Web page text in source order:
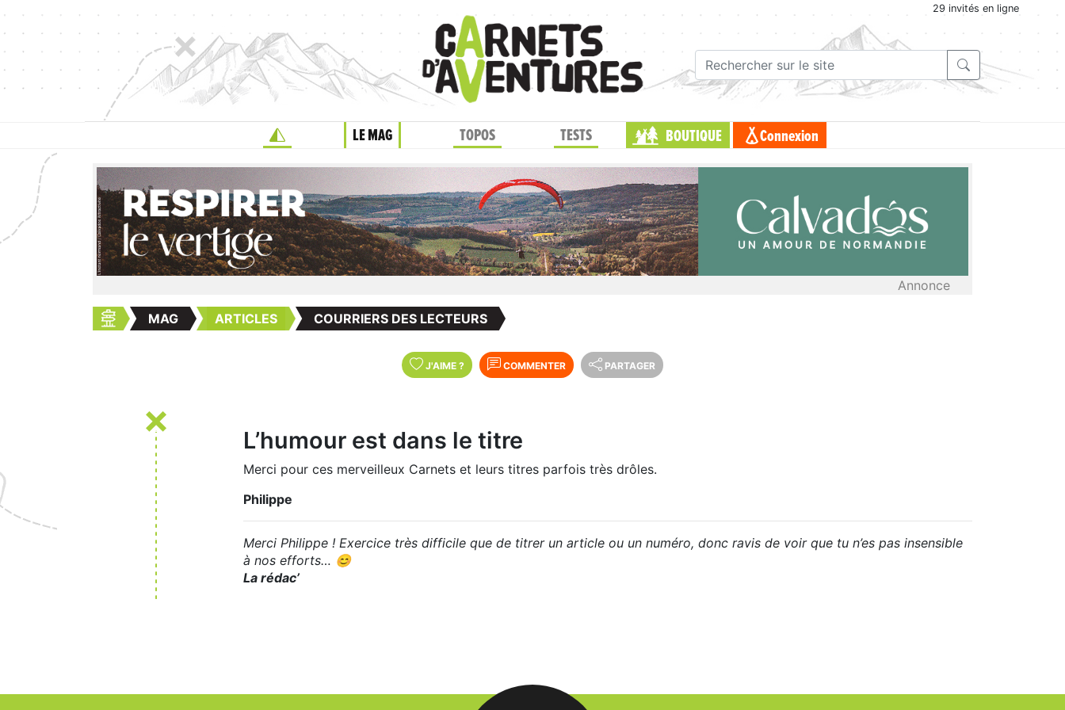
29 invités en ligne
LE MAG TOPOS TESTS BOUTIQUE Connexion
Annonce
MAG ARTICLES COURRIERS DES LECTEURS
J'AIME ? COMMENTER PARTAGER
L’humour est dans le titre
Merci pour ces merveilleux Carnets et leurs titres parfois très drôles.
Philippe
Merci Philippe ! Exercice très difficile que de titrer un article ou un numéro, donc ravis de voir que tu n’es pas insensible
à nos efforts… 😊
La rédac’